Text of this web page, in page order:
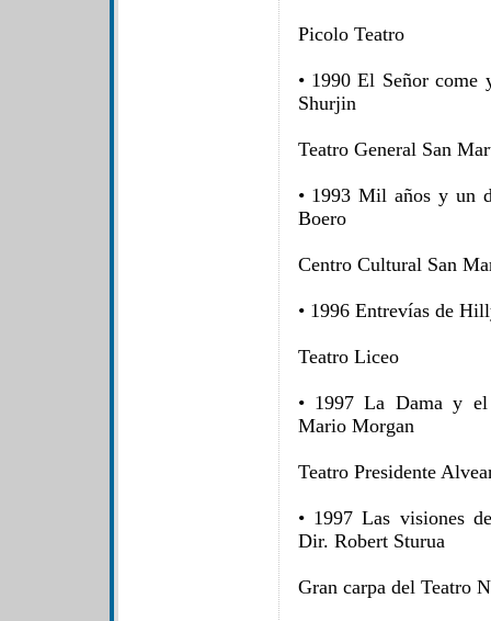
Picolo Teatro
• 1990 El Señor
Shurjin
Teatro General San
• 1993 Mil años y un
Boero
Centro Cultural San
• 1996 Entrevías de
Teatro Liceo
• 1997 La Dama y
Mario Morgan
Teatro Presidente
• 1997 Las visiones
Dir. Robert Sturua
Gran carpa del Teatro